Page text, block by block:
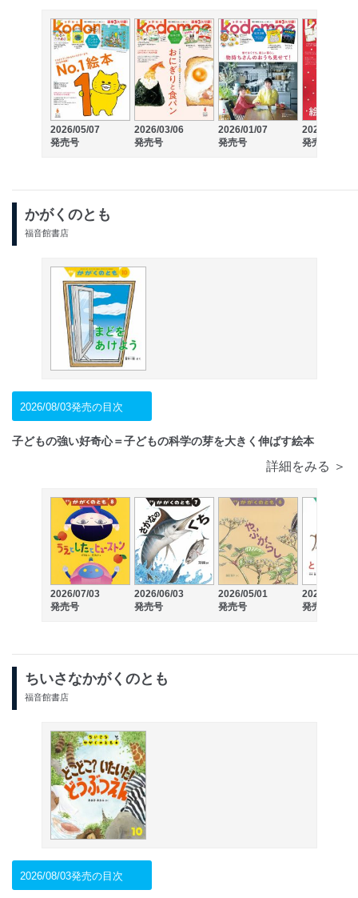
2026/05/07
発売号
2026/03/06
発売号
2026/01/07
発売号
2025/11/04
発売号
かがくのとも
福音館書店
2026/08/03発売の目次
子どもの強い好奇心＝子どもの科学の芽を大きく伸ばす絵本
詳細をみる ＞
2026/07/03
発売号
2026/06/03
発売号
2026/05/01
発売号
2026/04/03
発売号
ちいさなかがくのとも
福音館書店
2026/08/03発売の目次